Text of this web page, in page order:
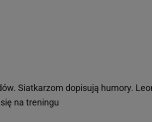
Siatkarzom dopisują humory.
na treningu